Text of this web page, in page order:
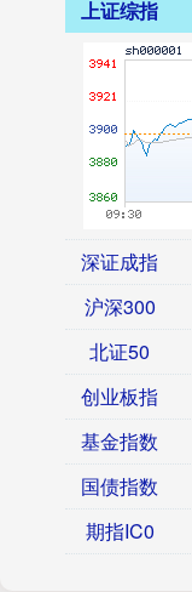
上证综指
深证成指
沪深300
北证50
创业板指
基金指数
国债指数
期指IC0